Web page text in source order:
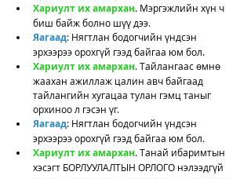
Хариулт их амархан. Мэргэжлийн хүн ч
биш байж болно шүү дээ.
Яагаад: Нягтлан бодогчийн үндсэн
эрхээрээ орохгүй гээд байгаа юм бол.
Хариулт их амархан. Тайлангаас өмнө
жаахан ажиллаж цалин авч байгаад
тайлангийн хугацаа тулан гэмц таныг
орхиноо л гэсэн үг.
Яагаад: Нягтлан бодогчийн үндсэн
эрхээрээ орохгүй гээд байгаа юм бол.
Хариулт их амархан. Танай ибаримтын
хэсэгт БОРЛУУЛАЛТЫН ОРЛОГО нэлээдгүй